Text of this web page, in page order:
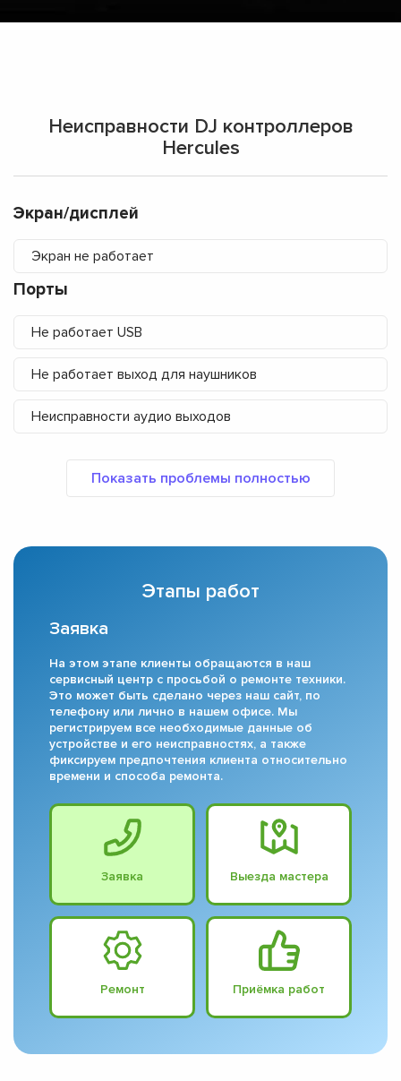
Неисправности DJ контроллеров
Hercules
Экран/дисплей
Экран не работает
Порты
Не работает USB
Не работает выход для наушников
Неисправности аудио выходов
Этапы работ
Заявка
На этом этапе клиенты обращаются в наш
сервисный центр с просьбой о ремонте техники.
Это может быть сделано через наш сайт, по
телефону или лично в нашем офисе. Мы
регистрируем все необходимые данные об
устройстве и его неисправностях, а также
фиксируем предпочтения клиента относительно
времени и способа ремонта.
Заявка Выезда мастера
Ремонт Приёмка работ